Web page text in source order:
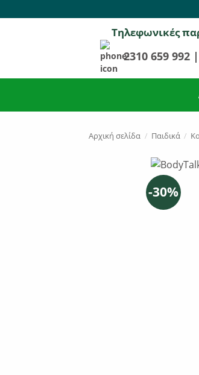
στο
Τηλεφωνικές
2310 659 992 |
Αρχική σελίδα / Παιδικά /
-30%